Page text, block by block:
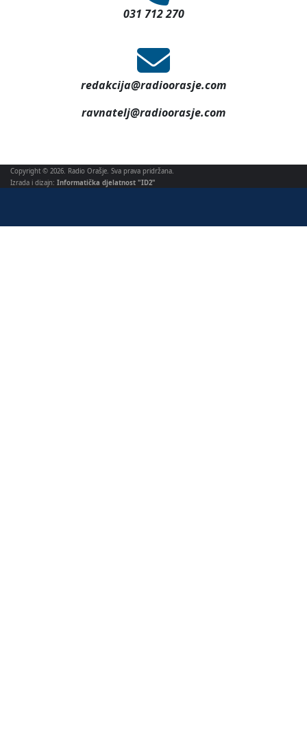
031 712 270
redakcija@radioorasje.com
ravnatelj@radioorasje.com
Copyright © 2026. Radio Orašje. Sva prava pridržana.
Izrada i dizajn: Informatička djelatnost "ID2"